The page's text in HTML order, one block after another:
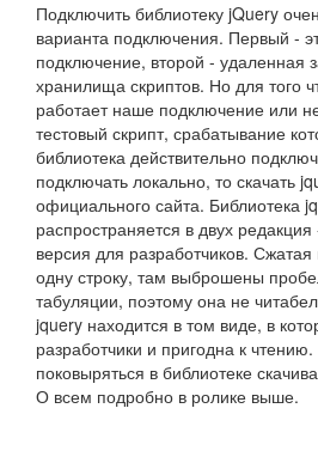
Подключить библиотеку jQuery
варианта подключения. Первый -
подключение, второй - удаленная
хранилища скриптов. Но для того
работает наше подключение или
тестовый скрипт, срабатывание
библиотека действительно
подключать локально, то скачать
официального сайта. Библиотека
распространяется в двух
версия для разработчиков.
одну строку, там выброшены
табуляции, поэтому она не
jquery находится в том виде, в
разработчики и пригодна к
поковыряться в библиотеке
О всем подробно в ролике выше.